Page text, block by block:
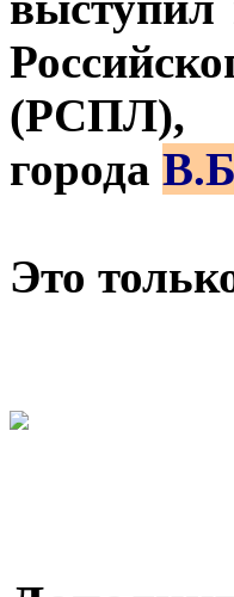
(РСПЛ),
города
Это